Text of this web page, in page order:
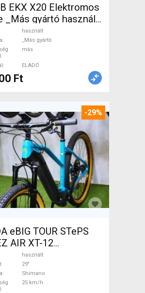
EKX X20 Elektromos
_Más gyártó használt
használt
_Más gyártó
más
ELADÓ
Ft
-29%
eBIG TOUR STePS
AIR XT-12
Mountain Bike
teleszkópos Shimano
ELADÓ
használt
29"
Shimano
25 km/h